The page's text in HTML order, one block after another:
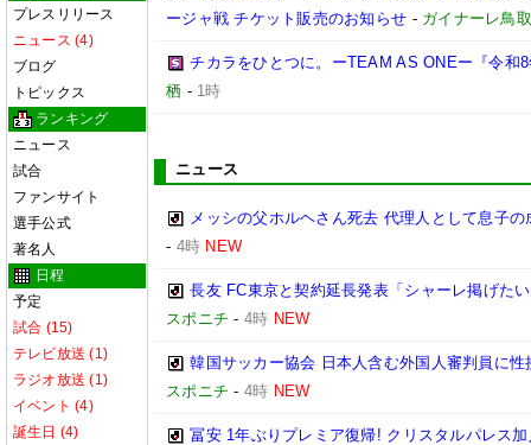
プレスリリース
ニュース (4)
ブログ
トピックス
ランキング
ニュース
試合
ファンサイト
選手公式
著名人
日程
予定
試合 (15)
テレビ放送 (1)
ラジオ放送 (1)
イベント (4)
誕生日 (4)
ージャ戦 チケット販売のお知らせ - ガイナーレ鳥取
チカラをひとつに。ーTEAM AS ONEー『令和
栖 - 1時
ニュース
メッシの父ホルヘさん死去 代理人として息子
- 4時 NEW
長友 FC東京と契約延長発表「シャーレ掲げた
スポニチ - 4時 NEW
韓国サッカー協会 日本人含む外国人審判員に
スポニチ - 4時 NEW
冨安 1年ぶりプレミア復帰! クリスタルパレス加